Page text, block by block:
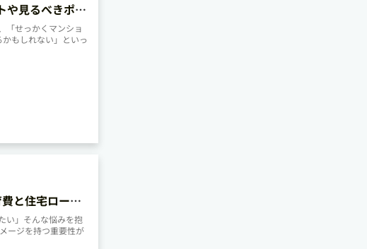
や見るべきポイ
「せっかくマンショ
もしれない」といっ
と住宅ローン
い」そんな悩みを抱
ージを持つ重要性が